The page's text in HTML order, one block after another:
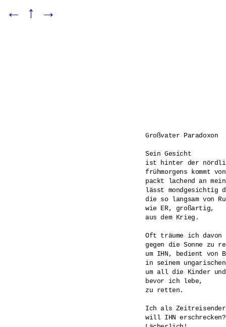
← ↑ →
Großvater Paradoxon
Sein Gesicht
ist hinter der
frühmorgens kommt
packt lachend an
lässt mondgesichtig
die so langsam von
wie ER, großartig,
aus dem Krieg.
Oft träume ich
gegen die Sonne zu
um IHN, bedient von
in seinem
um all die Kinder
bevor ich lebe,
zu retten.
Ich als
will IHN